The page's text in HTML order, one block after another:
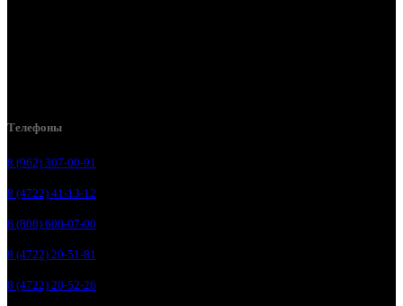
Телефоны
8 (962) 307-00-91
8 (4722) 41-13-12
8 (800) 600-07-00
8 (4722) 20-51-81
8 (4722) 20-52-26